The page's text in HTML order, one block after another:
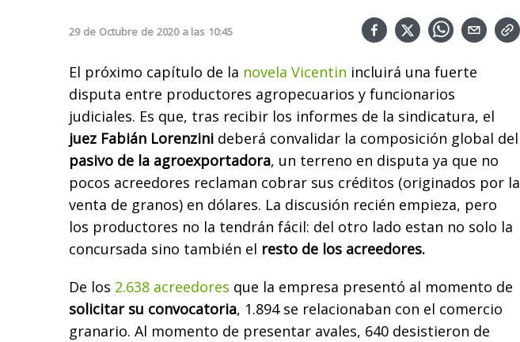
29 de Octubre de 2020 a las 10:45
El próximo capítulo de la novela Vicentin incluirá una fuerte
disputa entre productores agropecuarios y funcionarios
judiciales. Es que, tras recibir los informes de la sindicatura, el
juez Fabián Lorenzini deberá convalidar la composición global del
pasivo de la agroexportadora, un terreno en disputa ya que no
pocos acreedores reclaman cobrar sus créditos (originados por la
venta de granos) en dólares. La discusión recién empieza, pero
los productores no la tendrán fácil: del otro lado estan no solo la
concursada sino también el resto de los acreedores.
De los 2.638 acreedores que la empresa presentó al momento de
solicitar su convocatoria, 1.894 se relacionaban con el comercio
granario. Al momento de presentar avales, 640 desistieron de